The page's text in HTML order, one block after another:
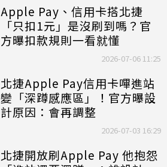
Apple Pay、信用卡搭北捷
「只扣1元」是沒刷到嗎？官
方曝扣款規則一看就懂
2026-07-06 11:25
北捷Apple Pay信用卡嗶進站
變「深蹲感應區」！官方曝設
計原因：會再調整
2026-07-03 16:29
北捷開放刷Apple Pay 他抱怨